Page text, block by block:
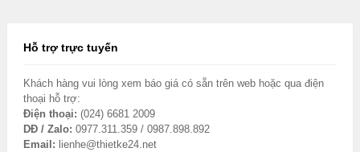
Hỗ trợ trực tuyến
Khách hàng vui lòng xem báo giá có sẵn trên web hoặc qua điện
thoại hỗ trợ:
Điện thoại: (024) 6681 2009
DĐ / Zalo: 0977.311.359 / 0987.898.892
Email: lienhe@thietke24.net